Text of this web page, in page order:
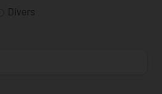
Divers